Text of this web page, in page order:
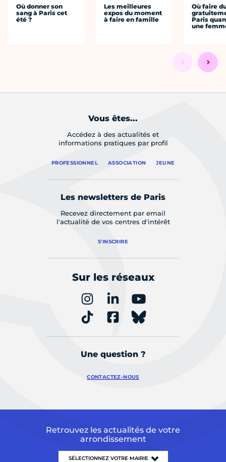
Où donner son
sang à Paris cet
été ?
Les meilleures
expos du moment
à faire en famille
Où faire
Paris
une
Vous êtes...
Accédez à des actualités et
informations pratiques par profil
PROFESSIONNEL ASSOCIATION JEUNE
Les newsletters de Paris
Recevez directement par email
l'actualité de vos centres d'intérêt
S'INSCRIRE
Sur les réseaux
Une question ?
CONTACTEZ-NOUS
Retrouvez les actualités de votre
arrondissement